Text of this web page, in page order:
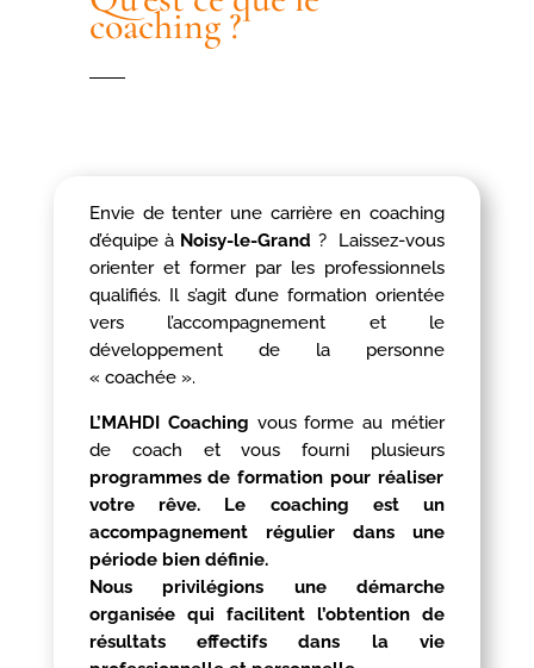
coaching ?
Envie de tenter une carrière en coaching
d’équipe à Noisy-le-Grand ? Laissez-vous
orienter et former par les professionnels
qualifiés. Il s’agit d’une formation orientée
vers l’accompagnement et le
développement de la personne
« coachée ».
L’MAHDI Coaching vous forme au métier
de coach et vous fourni plusieurs
programmes de formation pour réaliser
votre rêve. Le coaching est un
accompagnement régulier dans une
période bien définie.
Nous privilégions une démarche
organisée qui facilitent l’obtention de
résultats effectifs dans la vie